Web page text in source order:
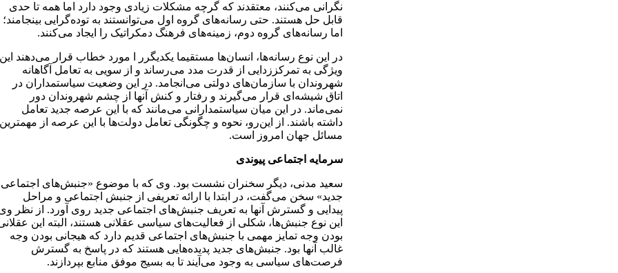
نگرانی می‌کنند، معتقدند که گرچه مشکلات زیادی وجود دارد اما همه تا حدی
قابل حل هستند. حتی رسانه‌های گروه اول می‌توانستند به توده‌گرایی بینجامند؛
اما رسانه‌های گروه دوم، زمینه‌های فرهنگ دمکراتیک را ایجاد می‌کنند.
در این نوع رسانه‌ها، انسان‌ها مستقیما یکدیگرر ا مورد خطاب قرار می‌دهند این
ویژگی به تمرکززدایی از قدرت مدد می‌رساند و از سویی به تعامل آگاهانه
شهروندان با سازمان‌های دولتی می‌انجامد. در این وضعیت سیاستمداران در
اتاق شیشه‌ای قرار می‌گیرند و رفتار و کنش‌ آنها از چشم شهروندان دور
نمی‌ماند. در این میان سیاستمدارانی می‌مانند که با این عرصه جدید تعامل
داشته باشند. از این‌رو، نحوه و چگونگی تعامل دولت‌ها با این عرصه از مهمترین
مسائل جهان امروز است.
سرمایه اجتماعی پیوندی
سعید مدنی، دیگر سخنران نشست بود. وی که با موضوع «جنبش‌های اجتماعی
جدید» سخن می‌گفت، در ابتدا با ارائه تعریفی از جنبش اجتماعی و مراحل
پیدایی و گسترش آنها به تعریف جنبش‌های اجتماعی جدید روی آورد. از نظر
این نوع جنبش‌ها، شکلی از فعالیت‌های سیاسی عقلانی هستند، البته این
بودن وجه تمایز مهمی با جنبش‌های اجتماعی قدیم دارد که هیجانی بودن وجه
غالب آنها بود. جنبش‌های جدید پدیده‌هایی هستند که در پاسخ به گسترش
فرصت‌های سیاسی به وجود می‌آیند تا به بسیج موفق منابع بپردازند.